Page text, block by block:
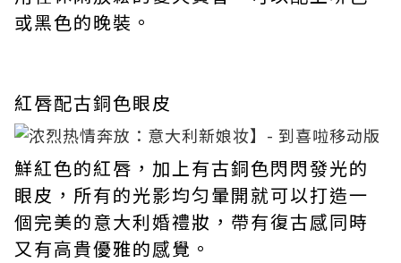
或黑色的晚裝。
紅唇配古銅色眼皮
鮮紅色的紅唇，加上有古銅色閃閃發光的
眼皮，所有的光影均匀暈開就可以打造一
個完美的意大利婚禮妝，帶有復古感同時
又有高貴優雅的感覺。